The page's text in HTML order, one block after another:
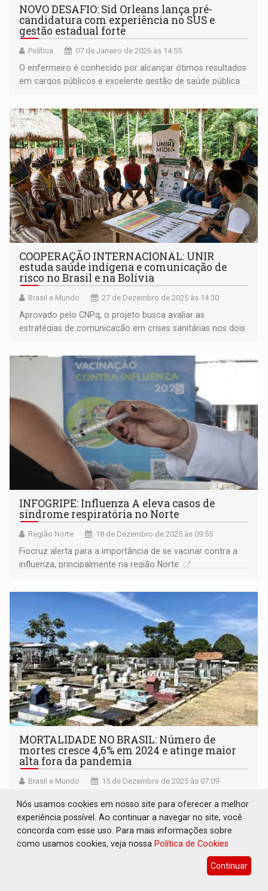
NOVO DESAFIO: Sid Orleans lança pré-
candidatura com experiência no SUS e
gestão estadual forte
Política 07 de Janeiro de 2026 às 14:55
O enfermeiro é conhecido por alcançar ótimos resultados
em cargos públicos e excelente gestão de saúde pública
COOPERAÇÃO INTERNACIONAL: UNIR
estuda saúde indígena e comunicação de
risco no Brasil e na Bolívia
Brasil e Mundo 27 de Dezembro de 2025 às 14:30
Aprovado pelo CNPq, o projeto busca avaliar as
estratégias de comunicação em crises sanitárias nos dois
INFOGRIPE: Influenza A eleva casos de
síndrome respiratória no Norte
Região Norte 18 de Dezembro de 2025 às 09:55
Fiocruz alerta para a importância de se vacinar contra a
influenza, principalmente na região Norte
MORTALIDADE NO BRASIL: Número de
mortes cresce 4,6% em 2024 e atinge maior
alta fora da pandemia
Brasil e Mundo 15 de Dezembro de 2025 às 07:09
apontam que o aumento já era esperado
Nós usamos cookies em nosso site para oferecer a melhor
experiência possível. Ao continuar a navegar no site, você
concorda com esse uso. Para mais informações sobre
como usamos cookies, veja nossa Política de Cookies
Continuar